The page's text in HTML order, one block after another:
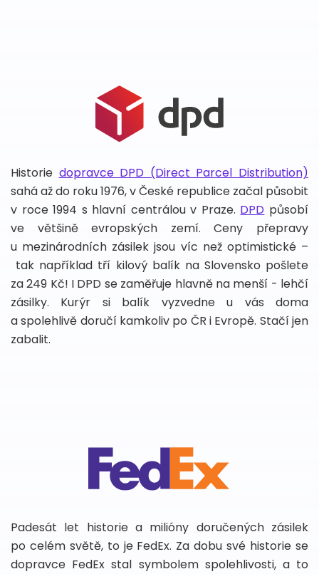
Historie dopravce DPD (Direct Parcel Distribution)
sahá až do roku 1976, v České republice začal působit
v roce 1994 s hlavní centrálou v Praze. DPD působí
ve většině evropských zemí. Ceny přepravy
u mezinárodních zásilek jsou víc než optimistické –
tak například tří kilový balík na Slovensko pošlete
za 249 Kč! I DPD se zaměřuje hlavně na menší - lehčí
zásilky. Kurýr si balík vyzvedne u vás doma
a spolehlivě doručí kamkoliv po ČR i Evropě. Stačí jen
zabalit.
Padesát let historie a milióny doručených zásilek
po celém světě, to je FedEx. Za dobu své historie se
dopravce FedEx stal symbolem spolehlivosti, a to